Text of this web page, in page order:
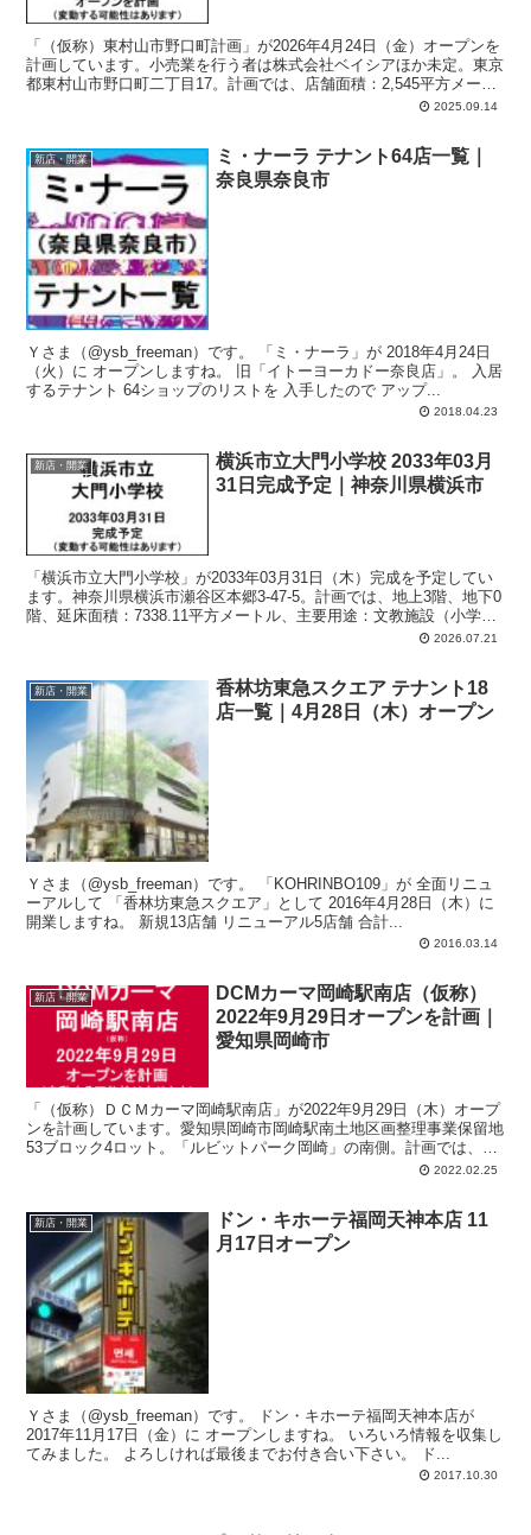
「（仮称）東村山市野口町計画」が2026年4月24日（金）オープンを
計画しています。小売業を行う者は株式会社ベイシアほか未定。東京
都東村山市野口町二丁目17。計画では、店舗面積：2,545平方メート
ル、駐車場：96台、駐輪場：127台、営業時間：午前9時-午後10時45
2025.09.14
新店・開業
ミ・ナーラ テナント64店一覧｜
奈良県奈良市
Ｙさま（@ysb_freeman）です。 「ミ・ナーラ」が 2018年4月24日
（火）に オープンしますね。 旧「イトーヨーカドー奈良店」。 入居
するテナント 64ショップのリストを 入手したので アップ...
2018.04.23
新店・開業
横浜市立大門小学校 2033年03月
31日完成予定｜神奈川県横浜市
「横浜市立大門小学校」が2033年03月31日（木）完成を予定してい
ます。神奈川県横浜市瀬谷区本郷3-47-5。計画では、地上3階、地下0
階、延床面積：7338.11平方メートル、主要用途：文教施設（小学
2026.07.21
新店・開業
香林坊東急スクエア テナント18
店一覧｜4月28日（木）オープン
Ｙさま（@ysb_freeman）です。 「KOHRINBO109」が 全面リニュ
ーアルして 「香林坊東急スクエア」として 2016年4月28日（木）に
開業しますね。 新規13店舗 リニューアル5店舗 合計...
2016.03.14
新店・開業
DCMカーマ岡崎駅南店（仮称）
2022年9月29日オープンを計画｜
愛知県岡崎市
「（仮称）ＤＣＭカーマ岡崎駅南店」が2022年9月29日（木）オープ
ンを計画しています。愛知県岡崎市岡崎駅南土地区画整理事業保留地
53ブロック4ロット。「ルビットパーク岡崎」の南側。計画では、店
舗面積：8,256.1平方メートル、駐車場：251台、駐輪場：55台、営業
2022.02.25
新店・開業
ドン・キホーテ福岡天神本店 11
月17日オープン
Ｙさま（@ysb_freeman）です。 ドン・キホーテ福岡天神本店が
2017年11月17日（金）に オープンしますね。 いろいろ情報を収集し
てみました。 よろしければ最後までお付き合い下さい。 ド...
2017.10.30